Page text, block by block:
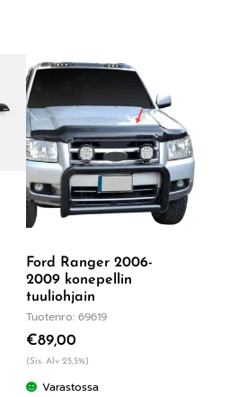
Ford Ranger 2006-
2009 konepellin
tuuliohjain
Tuotenro: 69619
€89,00
(Sis. Alv 25,5%)
Varastossa